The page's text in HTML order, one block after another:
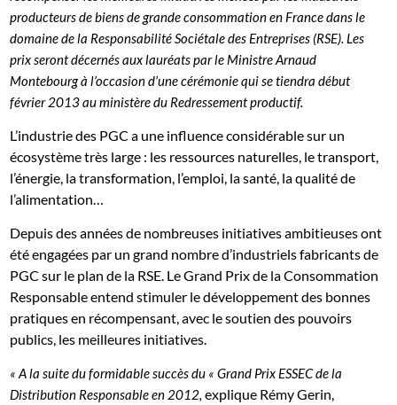
producteurs de biens de grande consommation en France dans le
domaine de la Responsabilité Sociétale des Entreprises (RSE). Les
prix seront décernés aux lauréats par le Ministre Arnaud
Montebourg à l’occasion d’une cérémonie qui se tiendra début
février 2013 au ministère du Redressement productif.
L’industrie des PGC a une influence considérable sur un
écosystème très large : les ressources naturelles, le transport,
l’énergie, la transformation, l’emploi, la santé, la qualité de
l’alimentation…
Depuis des années de nombreuses initiatives ambitieuses ont
été engagées par un grand nombre d’industriels fabricants de
PGC sur le plan de la RSE. Le Grand Prix de la Consommation
Responsable entend stimuler le développement des bonnes
pratiques en récompensant, avec le soutien des pouvoirs
publics, les meilleures initiatives.
« A la suite du formidable succès du « Grand Prix ESSEC de la
Distribution Responsable en 2012, explique Rémy Gerin,